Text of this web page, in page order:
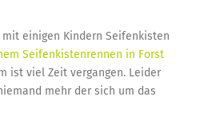
mit einigen Kindern Seifenkisten
Seifenkistenrennen in Forst
ist viel Zeit vergangen. Leider
mehr der sich um das